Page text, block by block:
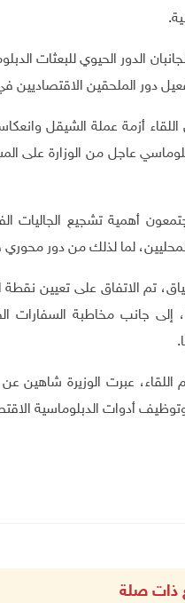
.
الدور الحيوي للبعثات
دور الملحقين الاقتصاديين
اللقاء أزمة عملة الشيقل
عاجل من الوزارة على
أهمية تشجيع الجاليات
لما لذلك من دور
تم الاتفاق على تعيين نقطة
إلى جانب مخاطبة السفارات
.
عبرت الوزيرة شاهين عن
أدوات الدبلوماسية
ذات صلة